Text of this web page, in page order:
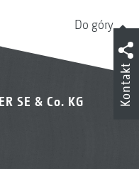
Do góry
SE & Co. KG
Kontakt